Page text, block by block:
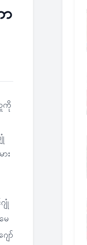
ကို
း
ျုံ
ေ
ာ်